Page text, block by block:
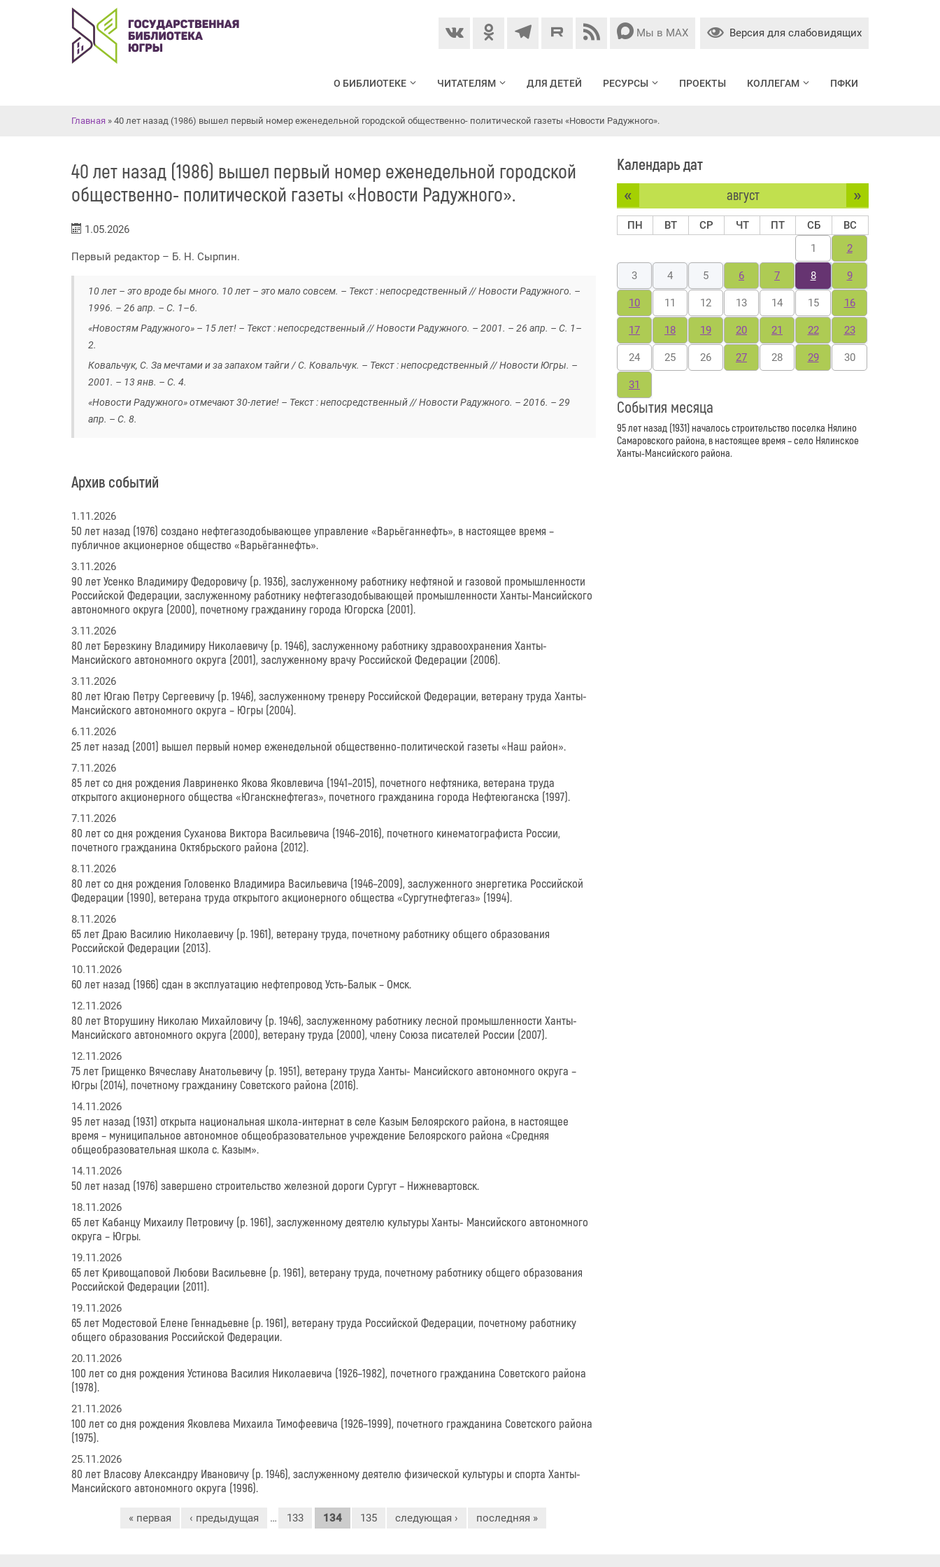
Мы в МАХ Версия для слабовидящих
О БИБЛИОТЕКЕ ЧИТАТЕЛЯМ ДЛЯ ДЕТЕЙ РЕСУРСЫ ПРОЕКТЫ КОЛЛЕГАМ ПФКИ
Вы здесь
Главная » 40 лет назад (1986) вышел первый номер еженедельной городской общественно- политической газеты «Новости Радужного».
40 лет назад (1986) вышел первый номер еженедельной городской
общественно- политической газеты «Новости Радужного».
1.05.2026
Первый редактор – Б. Н. Сырпин.
10 лет – это вроде бы много. 10 лет – это мало совсем. – Текст : непосредственный // Новости Радужного. –
1996. – 26 апр. – С. 1–6.
«Новостям Радужного» – 15 лет! – Текст : непосредственный // Новости Радужного. – 2001. – 26 апр. – С. 1–
2.
Ковальчук, С. За мечтами и за запахом тайги / С. Ковальчук. – Текст : непосредственный // Новости Югры. –
2001. – 13 янв. – С. 4.
«Новости Радужного» отмечают 30-летие! – Текст : непосредственный // Новости Радужного. – 2016. – 29
апр. – С. 8.
Архив событий
1.11.2026
50 лет назад (1976) создано нефтегазодобывающее управление «Варьёганнефть», в настоящее время –
публичное акционерное общество «Варьёганнефть».
3.11.2026
90 лет Усенко Владимиру Федоровичу (р. 1936), заслуженному работнику нефтяной и газовой промышленности
Российской Федерации, заслуженному работнику нефтегазодобывающей промышленности Ханты-Мансийского
автономного округа (2000), почетному гражданину города Югорска (2001).
3.11.2026
80 лет Березкину Владимиру Николаевичу (р. 1946), заслуженному работнику здравоохранения Ханты-
Мансийского автономного округа (2001), заслуженному врачу Российской Федерации (2006).
3.11.2026
80 лет Югаю Петру Сергеевичу (р. 1946), заслуженному тренеру Российской Федерации, ветерану труда Ханты-
Мансийского автономного округа – Югры (2004).
6.11.2026
25 лет назад (2001) вышел первый номер еженедельной общественно-политической газеты «Наш район».
7.11.2026
85 лет со дня рождения Лавриненко Якова Яковлевича (1941–2015), почетного нефтяника, ветерана труда
открытого акционерного общества «Юганскнефтегаз», почетного гражданина города Нефтеюганска (1997).
7.11.2026
80 лет со дня рождения Суханова Виктора Васильевича (1946–2016), почетного кинематографиста России,
почетного гражданина Октябрьского района (2012).
8.11.2026
80 лет со дня рождения Головенко Владимира Васильевича (1946–2009), заслуженного энергетика Российской
Федерации (1990), ветерана труда открытого акционерного общества «Сургутнефтегаз» (1994).
8.11.2026
65 лет Драю Василию Николаевичу (р. 1961), ветерану труда, почетному работнику общего образования
Российской Федерации (2013).
10.11.2026
60 лет назад (1966) сдан в эксплуатацию нефтепровод Усть-Балык – Омск.
12.11.2026
80 лет Вторушину Николаю Михайловичу (р. 1946), заслуженному работнику лесной промышленности Ханты-
Мансийского автономного округа (2000), ветерану труда (2000), члену Союза писателей России (2007).
12.11.2026
75 лет Грищенко Вячеславу Анатольевичу (р. 1951), ветерану труда Ханты- Мансийского автономного округа –
Югры (2014), почетному гражданину Советского района (2016).
14.11.2026
95 лет назад (1931) открыта национальная школа-интернат в селе Казым Белоярского района, в настоящее
время – муниципальное автономное общеобразовательное учреждение Белоярского района «Средняя
общеобразовательная школа с. Казым».
14.11.2026
50 лет назад (1976) завершено строительство железной дороги Сургут – Нижневартовск.
18.11.2026
65 лет Кабанцу Михаилу Петровичу (р. 1961), заслуженному деятелю культуры Ханты- Мансийского автономного
округа – Югры.
19.11.2026
65 лет Кривощаповой Любови Васильевне (р. 1961), ветерану труда, почетному работнику общего образования
Российской Федерации (2011).
19.11.2026
65 лет Модестовой Елене Геннадьевне (р. 1961), ветерану труда Российской Федерации, почетному работнику
общего образования Российской Федерации.
20.11.2026
100 лет со дня рождения Устинова Василия Николаевича (1926–1982), почетного гражданина Советского района
(1978).
21.11.2026
100 лет со дня рождения Яковлева Михаила Тимофеевича (1926–1999), почетного гражданина Советского района
(1975).
25.11.2026
80 лет Власову Александру Ивановичу (р. 1946), заслуженному деятелю физической культуры и спорта Ханты-
Мансийского автономного округа (1996).
« первая ‹ предыдущая … 133 134 135 следующая › последняя »
Календарь дат
август
« »
ПН ВТ СР ЧТ ПТ СБ
ВС
1
2
3 4 5 6 7 8 9
10 11 12 13 14 15 16
17 18 19 20 21 22 23
24 25 26 27 28 29 30
31
События месяца
95 лет назад (1931) началось строительство поселка Нялино
Самаровского района, в настоящее время – село Нялинское
Ханты-Мансийского района.